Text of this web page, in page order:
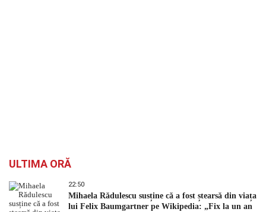
ULTIMA ORĂ
22:50
Mihaela Rădulescu susține că a fost ștearsă din viața
lui Felix Baumgartner pe Wikipedia: „Fix la un an